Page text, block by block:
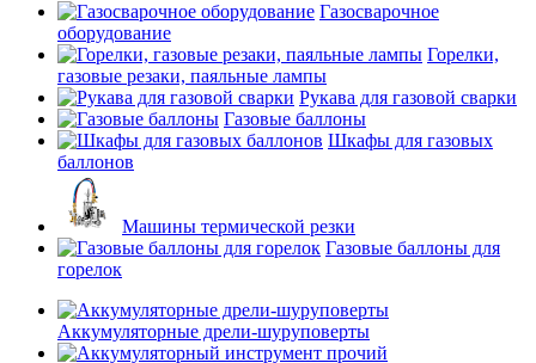
Газосварочное
оборудование
Горелки,
газовые резаки, паяльные лампы
Рукава для газовой сварки
Газовые баллоны
Шкафы для газовых
баллонов
Машины термической резки
Газовые баллоны для
горелок
Аккумуляторные дрели-шуруповерты